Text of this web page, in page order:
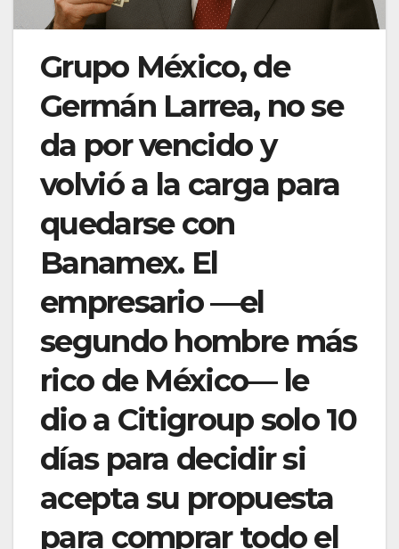
Grupo México, de
Germán Larrea, no se
da por vencido y
volvió a la carga para
quedarse con
Banamex. El
empresario —el
segundo hombre más
rico de México— le
dio a Citigroup solo 10
días para decidir si
acepta su propuesta
para comprar todo el